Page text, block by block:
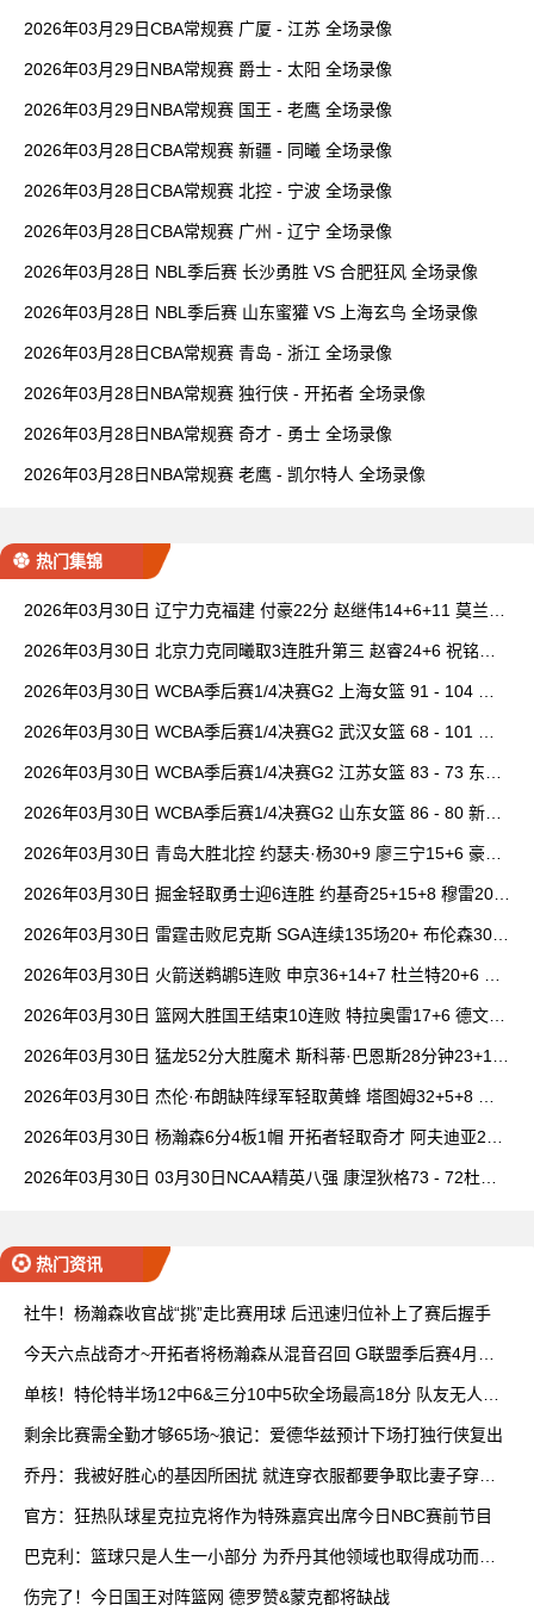
2026年03月29日CBA常规赛 广厦 - 江苏 全场录像
2026年03月29日NBA常规赛 爵士 - 太阳 全场录像
2026年03月29日NBA常规赛 国王 - 老鹰 全场录像
2026年03月28日CBA常规赛 新疆 - 同曦 全场录像
2026年03月28日CBA常规赛 北控 - 宁波 全场录像
2026年03月28日CBA常规赛 广州 - 辽宁 全场录像
2026年03月28日 NBL季后赛 长沙勇胜 VS 合肥狂风 全场录像
2026年03月28日 NBL季后赛 山东蜜獾 VS 上海玄鸟 全场录像
2026年03月28日CBA常规赛 青岛 - 浙江 全场录像
2026年03月28日NBA常规赛 独行侠 - 开拓者 全场录像
2026年03月28日NBA常规赛 奇才 - 勇士 全场录像
2026年03月28日NBA常规赛 老鹰 - 凯尔特人 全场录像
热门集锦
2026年03月30日 辽宁力克福建 付豪22分 赵继伟14+6+11 莫兰德
2026年03月30日 北京力克同曦取3连胜升第三 赵睿24+6 祝铭震1
2026年03月30日 WCBA季后赛1/4决赛G2 上海女篮 91 - 104 四
2026年03月30日 WCBA季后赛1/4决赛G2 武汉女篮 68 - 101 山
2026年03月30日 WCBA季后赛1/4决赛G2 江苏女篮 83 - 73 东莞
2026年03月30日 WCBA季后赛1/4决赛G2 山东女篮 86 - 80 新疆
2026年03月30日 青岛大胜北控 约瑟夫·杨30+9 廖三宁15+6 豪斯
2026年03月30日 掘金轻取勇士迎6连胜 约基奇25+15+8 穆雷20+
2026年03月30日 雷霆击败尼克斯 SGA连续135场20+ 布伦森30分
2026年03月30日 火箭送鹈鹕5连败 申京36+14+7 杜兰特20+6 锡
2026年03月30日 篮网大胜国王结束10连败 特拉奥雷17+6 德文·
2026年03月30日 猛龙52分大胜魔术 斯科蒂·巴恩斯28分钟23+15
2026年03月30日 杰伦·布朗缺阵绿军轻取黄蜂 塔图姆32+5+8 普
2026年03月30日 杨瀚森6分4板1帽 开拓者轻取奇才 阿夫迪亚20+
2026年03月30日 03月30日NCAA精英八强 康涅狄格73 - 72杜克
热门资讯
社牛！杨瀚森收官战“挑”走比赛用球 后迅速归位补上了赛后握手
今天六点战奇才~开拓者将杨瀚森从混音召回 G联盟季后赛4月开
单核！特伦特半场12中6&三分10中5砍全场最高18分 队友无人上
剩余比赛需全勤才够65场~狼记：爱德华兹预计下场打独行侠复出
乔丹：我被好胜心的基因所困扰 就连穿衣服都要争取比妻子穿得
官方：狂热队球星克拉克将作为特殊嘉宾出席今日NBC赛前节目
巴克利：篮球只是人生一小部分 为乔丹其他领域也取得成功而自
伤完了！今日国王对阵篮网 德罗赞&蒙克都将缺战